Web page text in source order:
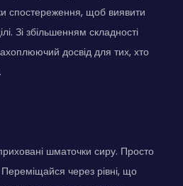
спостереження, щоб виявити
Зі збільшенням складності
досвід для тих, хто
шматочки сиру. Просто
через рівні, що